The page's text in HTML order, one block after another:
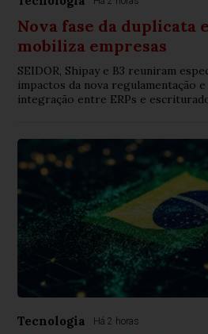
Nova fase da duplicata
mobiliza empresas
SEIDOR, Shipay e B3 reuniram
impactos da nova regulamentação
integração entre ERPs e
Tecnologia Há 2 horas